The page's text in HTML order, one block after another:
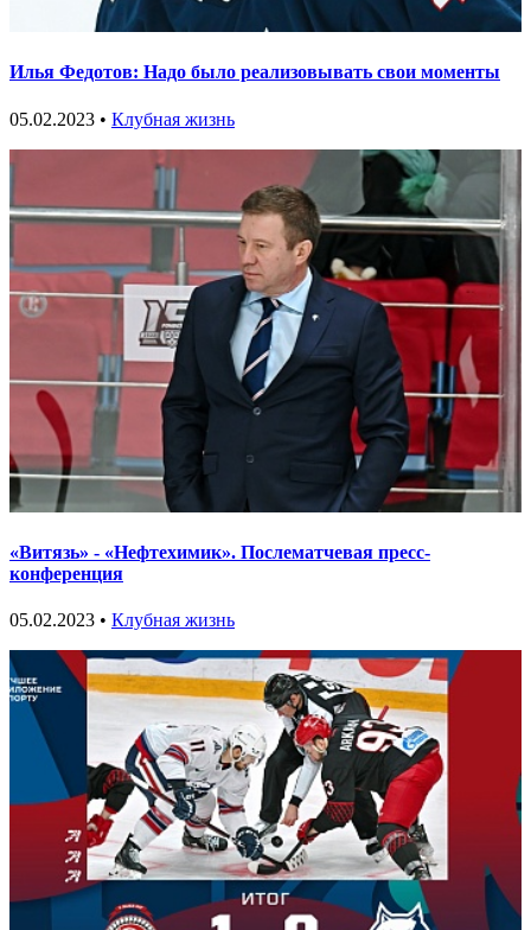
Илья Федотов: Надо было реализовывать свои моменты
05.02.2023 • Клубная жизнь
«Витязь» - «Нефтехимик». Послематчевая пресс-
конференция
05.02.2023 • Клубная жизнь